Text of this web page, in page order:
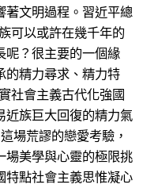
著文明過程。習近平總
可以或許在幾千年的
呢？很主要的一個緣
的精力尋求、精力特
社會主義古代化強國
近族巨大回復的精力氣
這場荒謬的戀愛考驗，
場美學與心靈的極限挑
特點社會主義思惟凝心